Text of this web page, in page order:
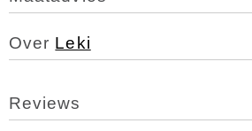
Over Leki
Reviews